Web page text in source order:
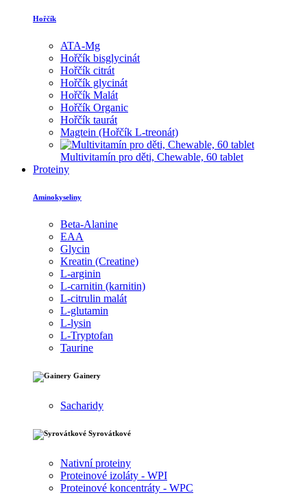
Hořčík
ATA-Mg
Hořčík bisglycinát
Hořčík citrát
Hořčík glycinát
Hořčík Malát
Hořčík Organic
Hořčík taurát
Magtein (Hořčík L-treonát)
Multivitamín pro děti, Chewable, 60 tablet
Proteiny
Aminokyseliny
Beta-Alanine
EAA
Glycin
Kreatin (Creatine)
L-arginin
L-carnitin (karnitin)
L-citrulin malát
L-glutamin
L-lysin
L-Tryptofan
Taurine
Gainery
Sacharidy
Syrovátkové
Nativní proteiny
Proteinové izoláty - WPI
Proteinové koncentráty - WPC